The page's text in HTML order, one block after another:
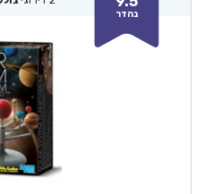
נהדר